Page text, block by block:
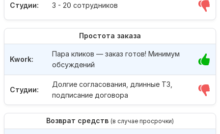
Студии: 3 - 20 сотрудников
Простота заказа
Студии:
Долгие согласования, длинные ТЗ,
подписание договора
Kwork:
Пара кликов — заказ готов! Минимум
обсуждений
Возврат средств (в случае просрочки)